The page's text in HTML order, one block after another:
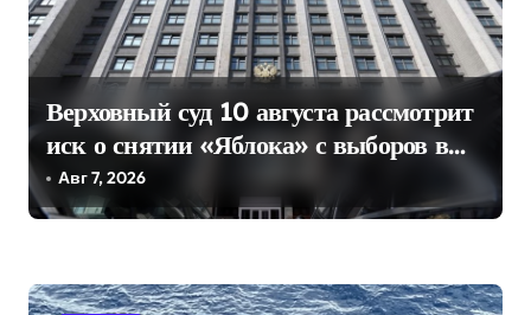
м
Верховный суд 10 августа рассмотрит
иск о снятии «Яблока» с выборов в
Госдуму
Авг 7, 2026